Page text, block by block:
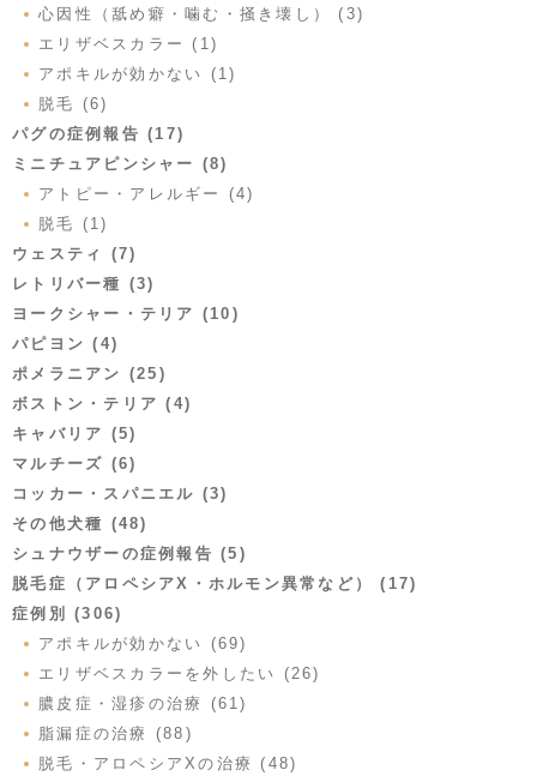
心因性（舐め癖・噛む・掻き壊し） (3)
エリザベスカラー (1)
アポキルが効かない (1)
脱毛 (6)
パグの症例報告 (17)
ミニチュアピンシャー (8)
アトピー・アレルギー (4)
脱毛 (1)
ウェスティ (7)
レトリバー種 (3)
ヨークシャー・テリア (10)
パピヨン (4)
ポメラニアン (25)
ボストン・テリア (4)
キャバリア (5)
マルチーズ (6)
コッカー・スパニエル (3)
その他犬種 (48)
シュナウザーの症例報告 (5)
脱毛症（アロペシアX・ホルモン異常など） (17)
症例別 (306)
アポキルが効かない (69)
エリザベスカラーを外したい (26)
膿皮症・湿疹の治療 (61)
脂漏症の治療 (88)
脱毛・アロペシアXの治療 (48)